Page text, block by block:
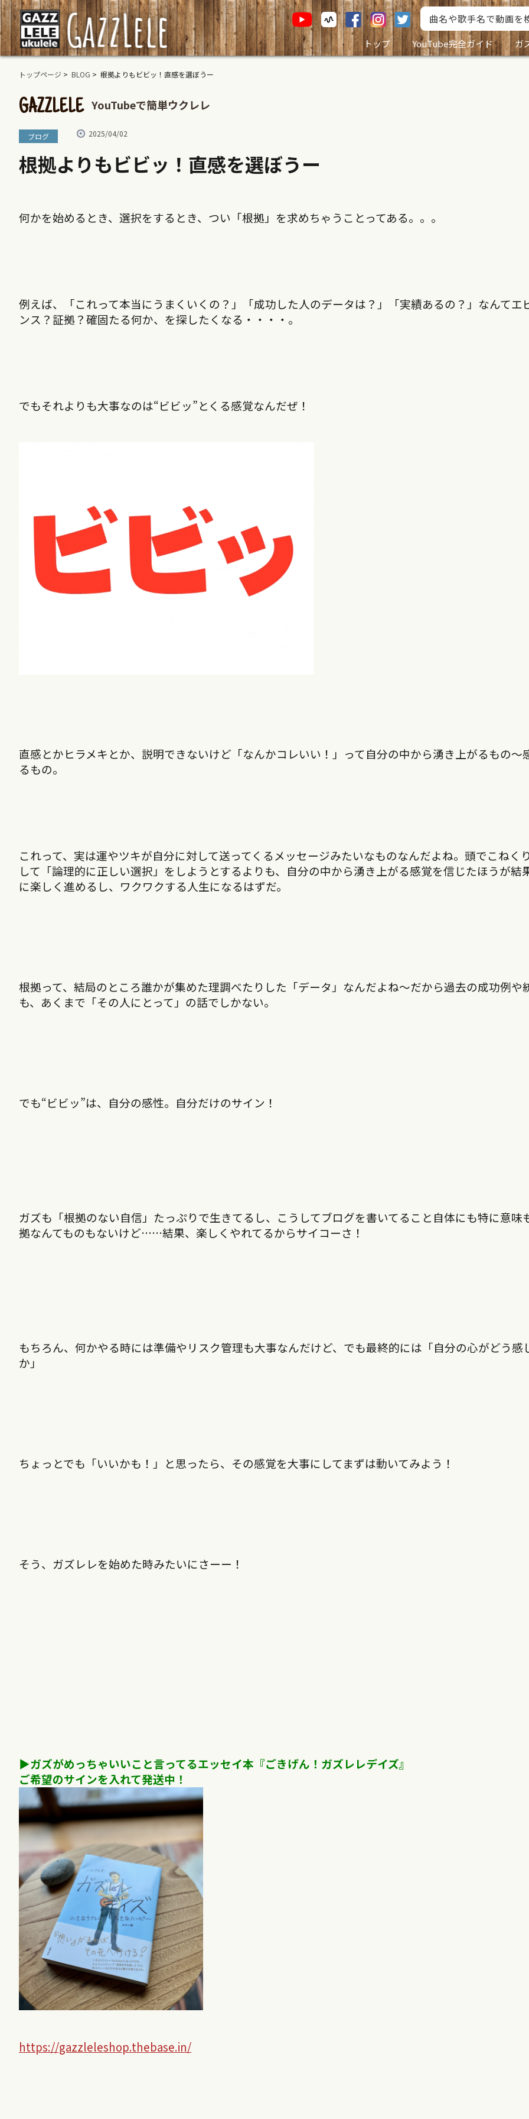
トップ YouTube完全ガイド ガ
トップページ > BLOG > 根拠よりもビビッ！直感を選ぼうー
GAZZLELE YouTubeで簡単ウクレレ
ブログ 2025/04/02
根拠よりもビビッ！直感を選ぼうー
何かを始めるとき、選択をするとき、つい「根拠」を求めちゃうことってある。。。
例えば、「これって本当にうまくいくの？」「成功した人のデータは？」「実績あるの？」なんてエ
ンス？証拠？確固たる何か、を探したくなる・・・・。
でもそれよりも大事なのは“ビビッ”とくる感覚なんだぜ！
直感とかヒラメキとか、説明できないけど「なんかコレいい！」って自分の中から湧き上がるもの〜
るもの。
これって、実は運やツキが自分に対して送ってくるメッセージみたいなものなんだよね。頭でこねく
して「論理的に正しい選択」をしようとするよりも、自分の中から湧き上がる感覚を信じたほうが結
に楽しく進めるし、ワクワクする人生になるはずだ。
根拠って、結局のところ誰かが集めた理調べたりした「データ」なんだよね〜だから過去の成功例や
も、あくまで「その人にとって」の話でしかない。
でも“ビビッ”は、自分の感性。自分だけのサイン！
ガズも「根拠のない自信」たっぷりで生きてるし、こうしてブログを書いてること自体にも特に意味
拠なんてものもないけど……結果、楽しくやれてるからサイコーさ！
もちろん、何かやる時には準備やリスク管理も大事なんだけど、でも最終的には「自分の心がどう感
か」
ちょっとでも「いいかも！」と思ったら、その感覚を大事にしてまずは動いてみよう！
そう、ガズレレを始めた時みたいにさーー！
▶︎ガズがめっちゃいいこと言ってるエッセイ本『ごきげん！ガズレレデイズ』
ご希望のサインを入れて発送中！
https://gazzleleshop.thebase.in/